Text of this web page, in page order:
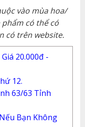
vào mùa hoa/
có thể có
có trên website.
20.000đ -
12.
63/63 Tỉnh
Bạn Không